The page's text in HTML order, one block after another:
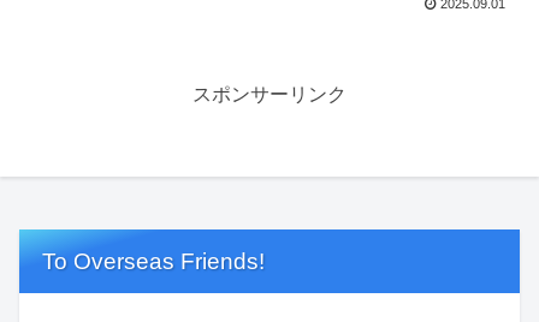
2025.09.01
スポンサーリンク
To Overseas Friends!